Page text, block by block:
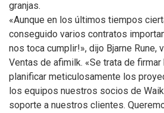
granjas.
«Aunque en los últimos tiempos
conseguido varios contratos
nos toca cumplir!», dijo Bjarne Rune,
Ventas de afimilk. «Se trata de
planificar meticulosamente los
los equipos nuestros socios de
soporte a nuestros clientes.